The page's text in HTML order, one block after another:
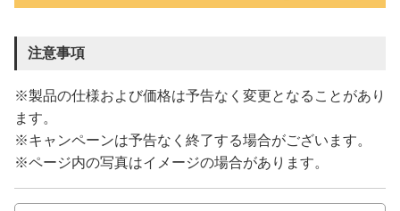
注意事項
※製品の仕様および価格は予告なく変更となることがあり
ます。
※キャンペーンは予告なく終了する場合がございます。
※ページ内の写真はイメージの場合があります。